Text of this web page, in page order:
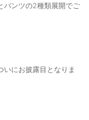
パンツの2種類展開でご
いにお披露目となりま